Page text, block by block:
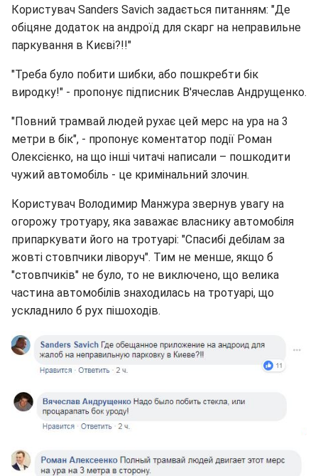
Користувач Sanders Savich задається питанням: "Де
обіцяне додаток на андроїд для скарг на неправильне
паркування в Києві?!!"
"Треба було побити шибки, або пошкребти бік
виродку!" - пропонує підписник В'ячеслав Андрущенко.
"Повний трамвай людей рухає цей мерс на ура на 3
метри в бік", - пропонує коментатор події Роман
Олексієнко, на що інші читачі написали – пошкодити
чужий автомобіль - це кримінальний злочин.
Користувач Володимир Манжура звернув увагу на
огорожу тротуару, яка заважає власнику автомобіля
припаркувати його на тротуарі: "Спасибі дебілам за
жовті стовпчики ліворуч". Тим не менше, якщо б
"стовпчиків" не було, то не виключено, що велика
частина автомобілів знаходилась на тротуарі, що
ускладнило б рух пішоходів.